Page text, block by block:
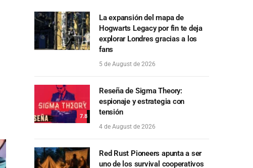
La expansión del mapa de
Hogwarts Legacy por fin te deja
explorar Londres gracias a los
fans
5 de August de 2026
7.8
Reseña de Sigma Theory:
espionaje y estrategia con
tensión
4 de August de 2026
Red Rust Pioneers apunta a ser
uno de los survival cooperativos